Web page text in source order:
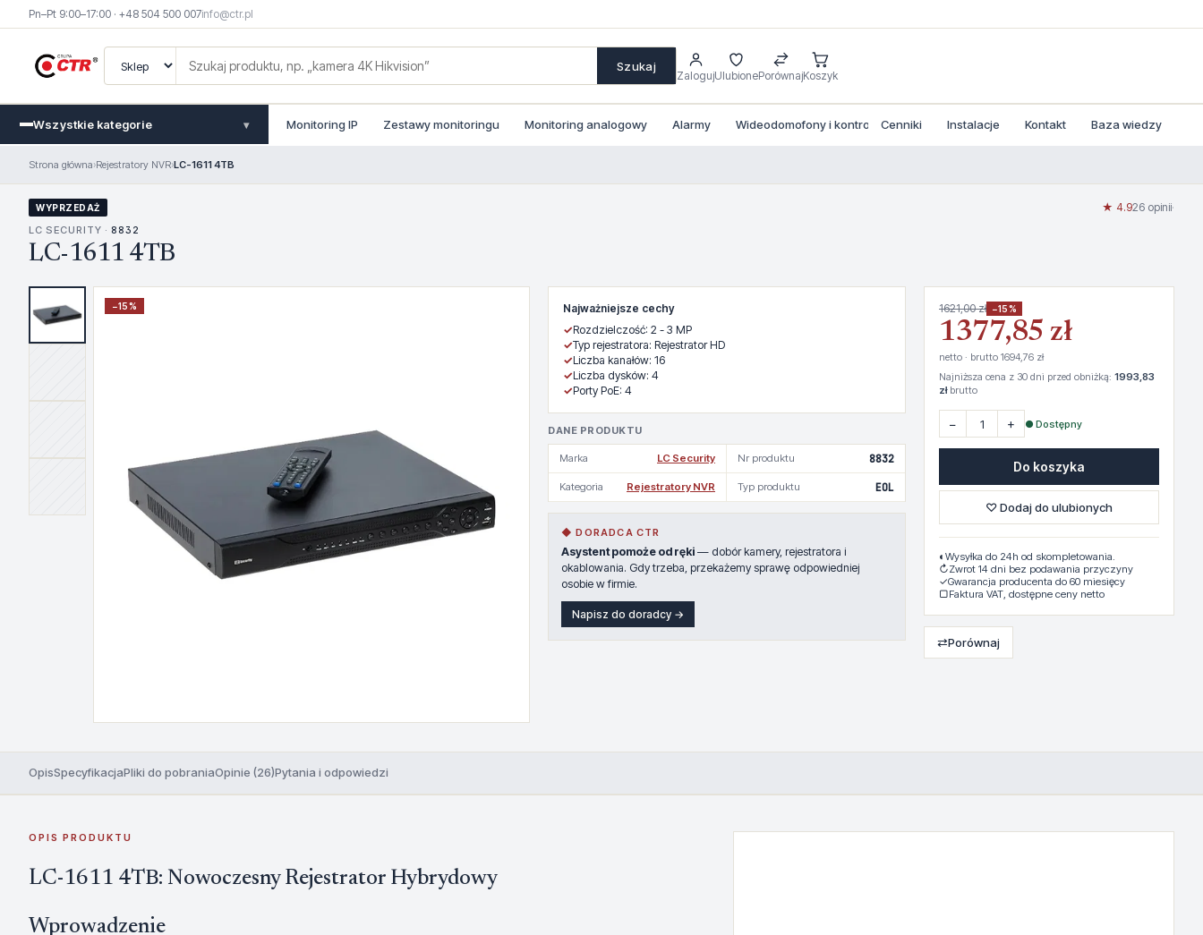
Pn–Pt 9:00–17:00 · +48 504 500 007info@ctr.pl
Szukaj
ZalogujUlubionePorównajKoszyk
Wszystkie kategorie ▾ Monitoring IP Zestawy monitoringu Monitoring analogowy Alarmy Wideodomofony i kontrola dostepu
Cenniki Instalacje Kontakt Baza wiedzy
Strona główna›Rejestratory NVR›LC-1611 4TB
WYPRZEDAŻ
LC SECURITY · 8832
LC-1611 4TB
★ 4.926 opinii·
−15%
Najważniejsze cechy
✓Rozdzielczość: 2 - 3 MP
✓Typ rejestratora: Rejestrator HD
✓Liczba kanałów: 16
✓Liczba dysków: 4
✓Porty PoE: 4
DANE PRODUKTU
Marka LC Security Nr produktu 8832
Kategoria Rejestratory NVR Typ produktu EOL
◆ DORADCA CTR
Asystent pomoże od ręki — dobór kamery, rejestratora i
okablowania. Gdy trzeba, przekażemy sprawę odpowiedniej
osobie w firmie.
Napisz do doradcy →
1621,00 zł −15%
1377,85 zł
netto · brutto 1694,76 zł
Najniższa cena z 30 dni przed obniżką: 1993,83
złbrutto
− + ● Dostępny
Do koszyka
♡ Dodaj do ulubionych
◐ Wysyłka do 24h od skompletowania.
↻Zwrot 14 dni bez podawania przyczyny
✓Gwarancja producenta do 60 miesięcy
▢Faktura VAT, dostępne ceny netto
⇄Porównaj
OpisSpecyfikacjaPliki do pobraniaOpinie (26)Pytania i odpowiedzi
OPIS PRODUKTU
LC-1611 4TB: Nowoczesny Rejestrator Hybrydowy
Wprowadzenie